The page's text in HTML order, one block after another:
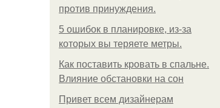
против принуждения.
5 ошибок в планировке, из-за
которых вы теряете метры.
Как поставить кровать в спальне.
Влияние обстановки на сон
Привет всем дизайнерам